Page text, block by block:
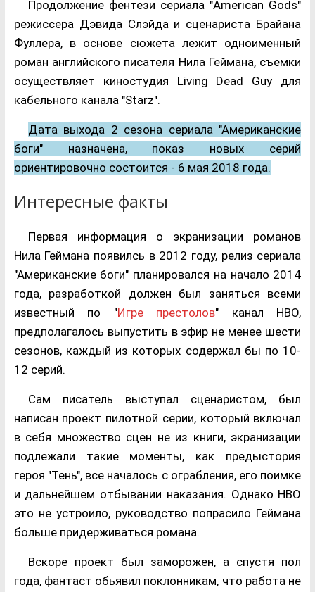
Продолжение фентези сериала "American Gods"
режиссера Дэвида Слэйда и сценариста Брайана
Фуллера, в основе сюжета лежит одноименный
роман английского писателя Нила Геймана, съемки
осуществляет киностудия Living Dead Guy для
кабельного канала "Starz".
Дата выхода 2 сезона сериала "Американские
боги" назначена, показ новых серий
ориентировочно состоится - 6 мая 2018 года.
Интересные факты
Первая информация о экранизации романов
Нила Геймана появилсь в 2012 году, релиз сериала
"Американские боги" планировался на начало 2014
года, разработкой должен был заняться всеми
известный по "Игре престолов" канал HBO,
предполагалось выпустить в эфир не менее шести
сезонов, каждый из которых содержал бы по 10-
12 серий.
Сам писатель выступал сценаристом, был
написан проект пилотной серии, который включал
в себя множество сцен не из книги, экранизации
подлежали такие моменты, как предыстория
героя "Тень", все началось с ограбления, его поимке
и дальнейшем отбывании наказания. Однако HBO
это не устроило, руководство попрасило Геймана
больше придерживаться романа.
Вскоре проект был заморожен, а спустя пол
года, фантаст обьявил поклонникам, что работа не